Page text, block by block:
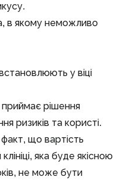
в якому неможливо
у віці
рішення
ризиків та користі.
що вартість
яка буде якісною
не може бути